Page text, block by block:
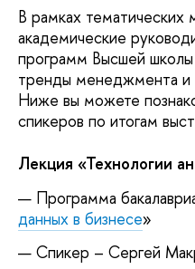
В рамках тематических
академические
программ Высшей школы
тренды менеджмента и
Ниже вы можете
спикеров по итогам
Лекция «Технологии
Программа
данных в бизнесе»
Спикер – Сергей